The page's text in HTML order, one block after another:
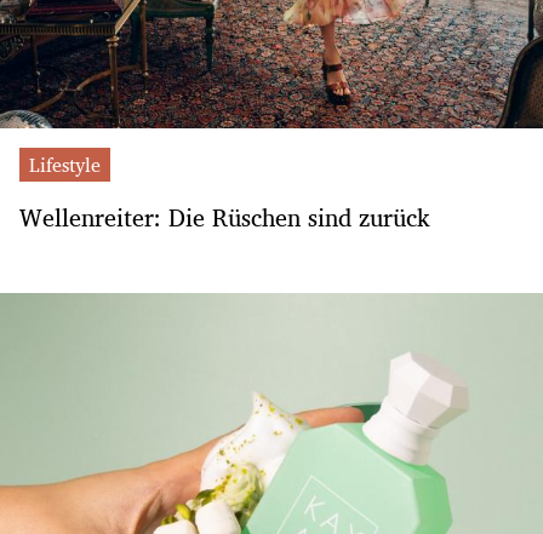
Lifestyle
Wellenreiter: Die Rüschen sind zurück